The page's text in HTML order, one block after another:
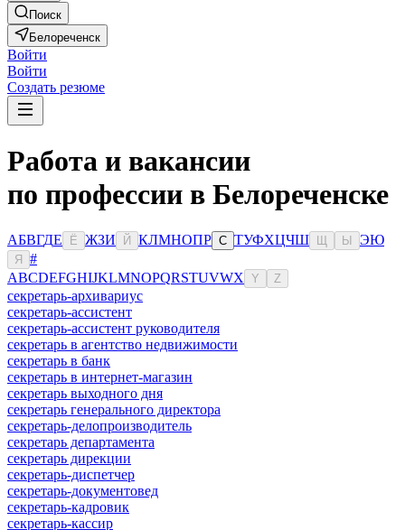
Поиск
Белореченск
Войти
Войти
Создать резюме
Работа и вакансии
по профессии в Белореченске
АБВГДЕ Ё ЖЗИ Й КЛМНОПР С ТУФХЦЧШ Ы ЭЮ
Я
#
ABCDEFGHIJKLMNOPQRSTUVWX Y Z
секретарь-архивариус
секретарь-ассистент
секретарь-ассистент руководителя
секретарь в агентство недвижимости
секретарь в банк
секретарь в интернет-магазин
секретарь выходного дня
секретарь генерального директора
секретарь-делопроизводитель
секретарь департамента
секретарь дирекции
секретарь-диспетчер
секретарь-документовед
секретарь-кадровик
секретарь-кассир